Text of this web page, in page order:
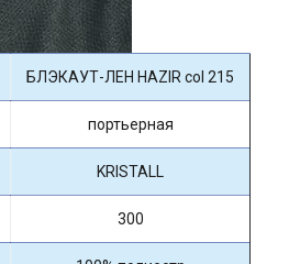
БЛЭКАУТ-ЛЕН HAZIR col 215
портьерная
KRISTALL
300